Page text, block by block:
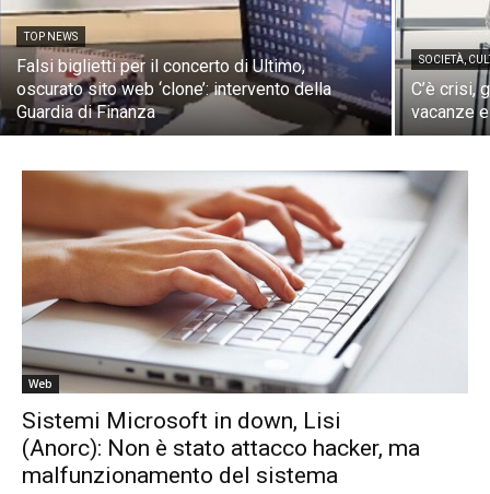
TOP NEWS
Falsi biglietti per il concerto di Ultimo,
oscurato sito web ‘clone’: intervento della
Guardia di Finanza
SOCIETÀ,
C’è crisi,
vacanze
Web
Sistemi Microsoft in down, Lisi
(Anorc): Non è stato attacco hacker, ma
malfunzionamento del sistema